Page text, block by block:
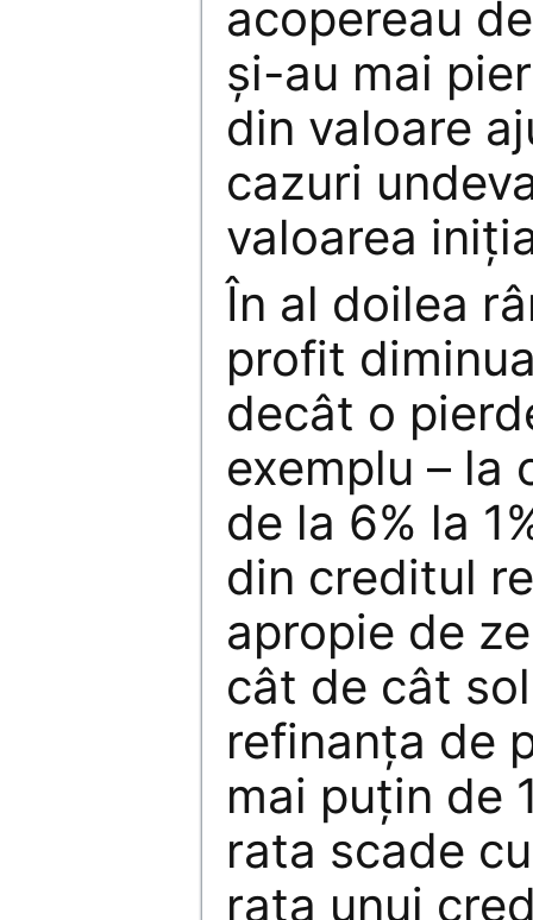
acopereau
și-au mai
din valoare
cazuri
valoarea
În al doilea
profit
decât o
exemplu – la
de la 6% la
din creditul
apropie de
cât de cât
refinanța de
mai puțin de
rata scade
rata unui